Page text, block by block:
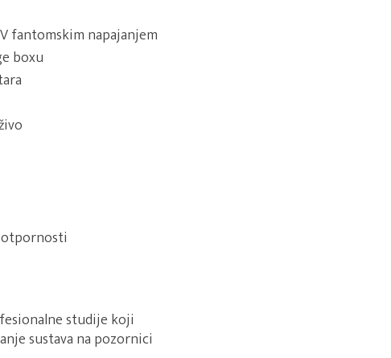
fantomskim napajanjem
boxu
otpornosti
studije koji
sustava na pozornici